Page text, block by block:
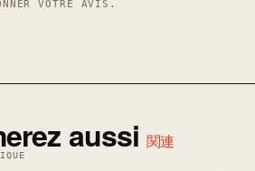
VOTRE AVIS.
aussi 関連